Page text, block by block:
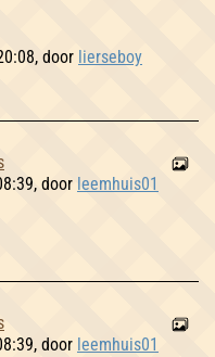
door lierseboy
door leemhuis01
door leemhuis01